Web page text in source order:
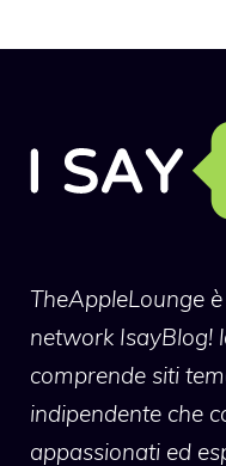
TheAppleLounge
network IsayBlog!
comprende siti
indipendente che
appassionati ed